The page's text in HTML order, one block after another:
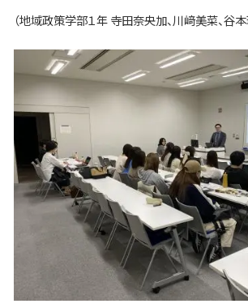
（地域政策学部１年 寺田奈央加、川﨑美菜、谷本